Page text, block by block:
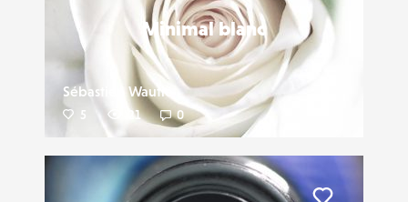
Minimal blanc
Sébastien Wautié
5 21 0